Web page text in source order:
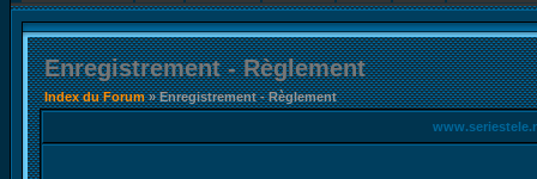
Enregistrement - Règlement
Index du Forum» Enregistrement - Règlement